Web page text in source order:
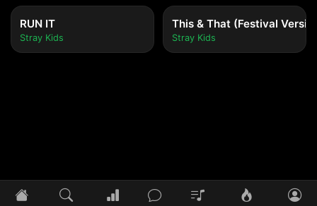
RUN IT
Stray Kids
This & That (Festival
Stray Kids